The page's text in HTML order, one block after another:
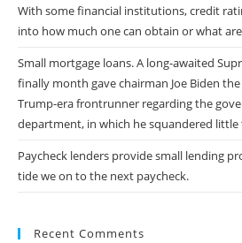
With some financial institutions, credit
into how much one can obtain or what
Small mortgage loans. A long-awaited
finally month gave chairman Joe Biden
Trump-era frontrunner regarding the
department, in which he squandered little
Paycheck lenders provide small lending
tide we on to the next paycheck.
Recent Comments